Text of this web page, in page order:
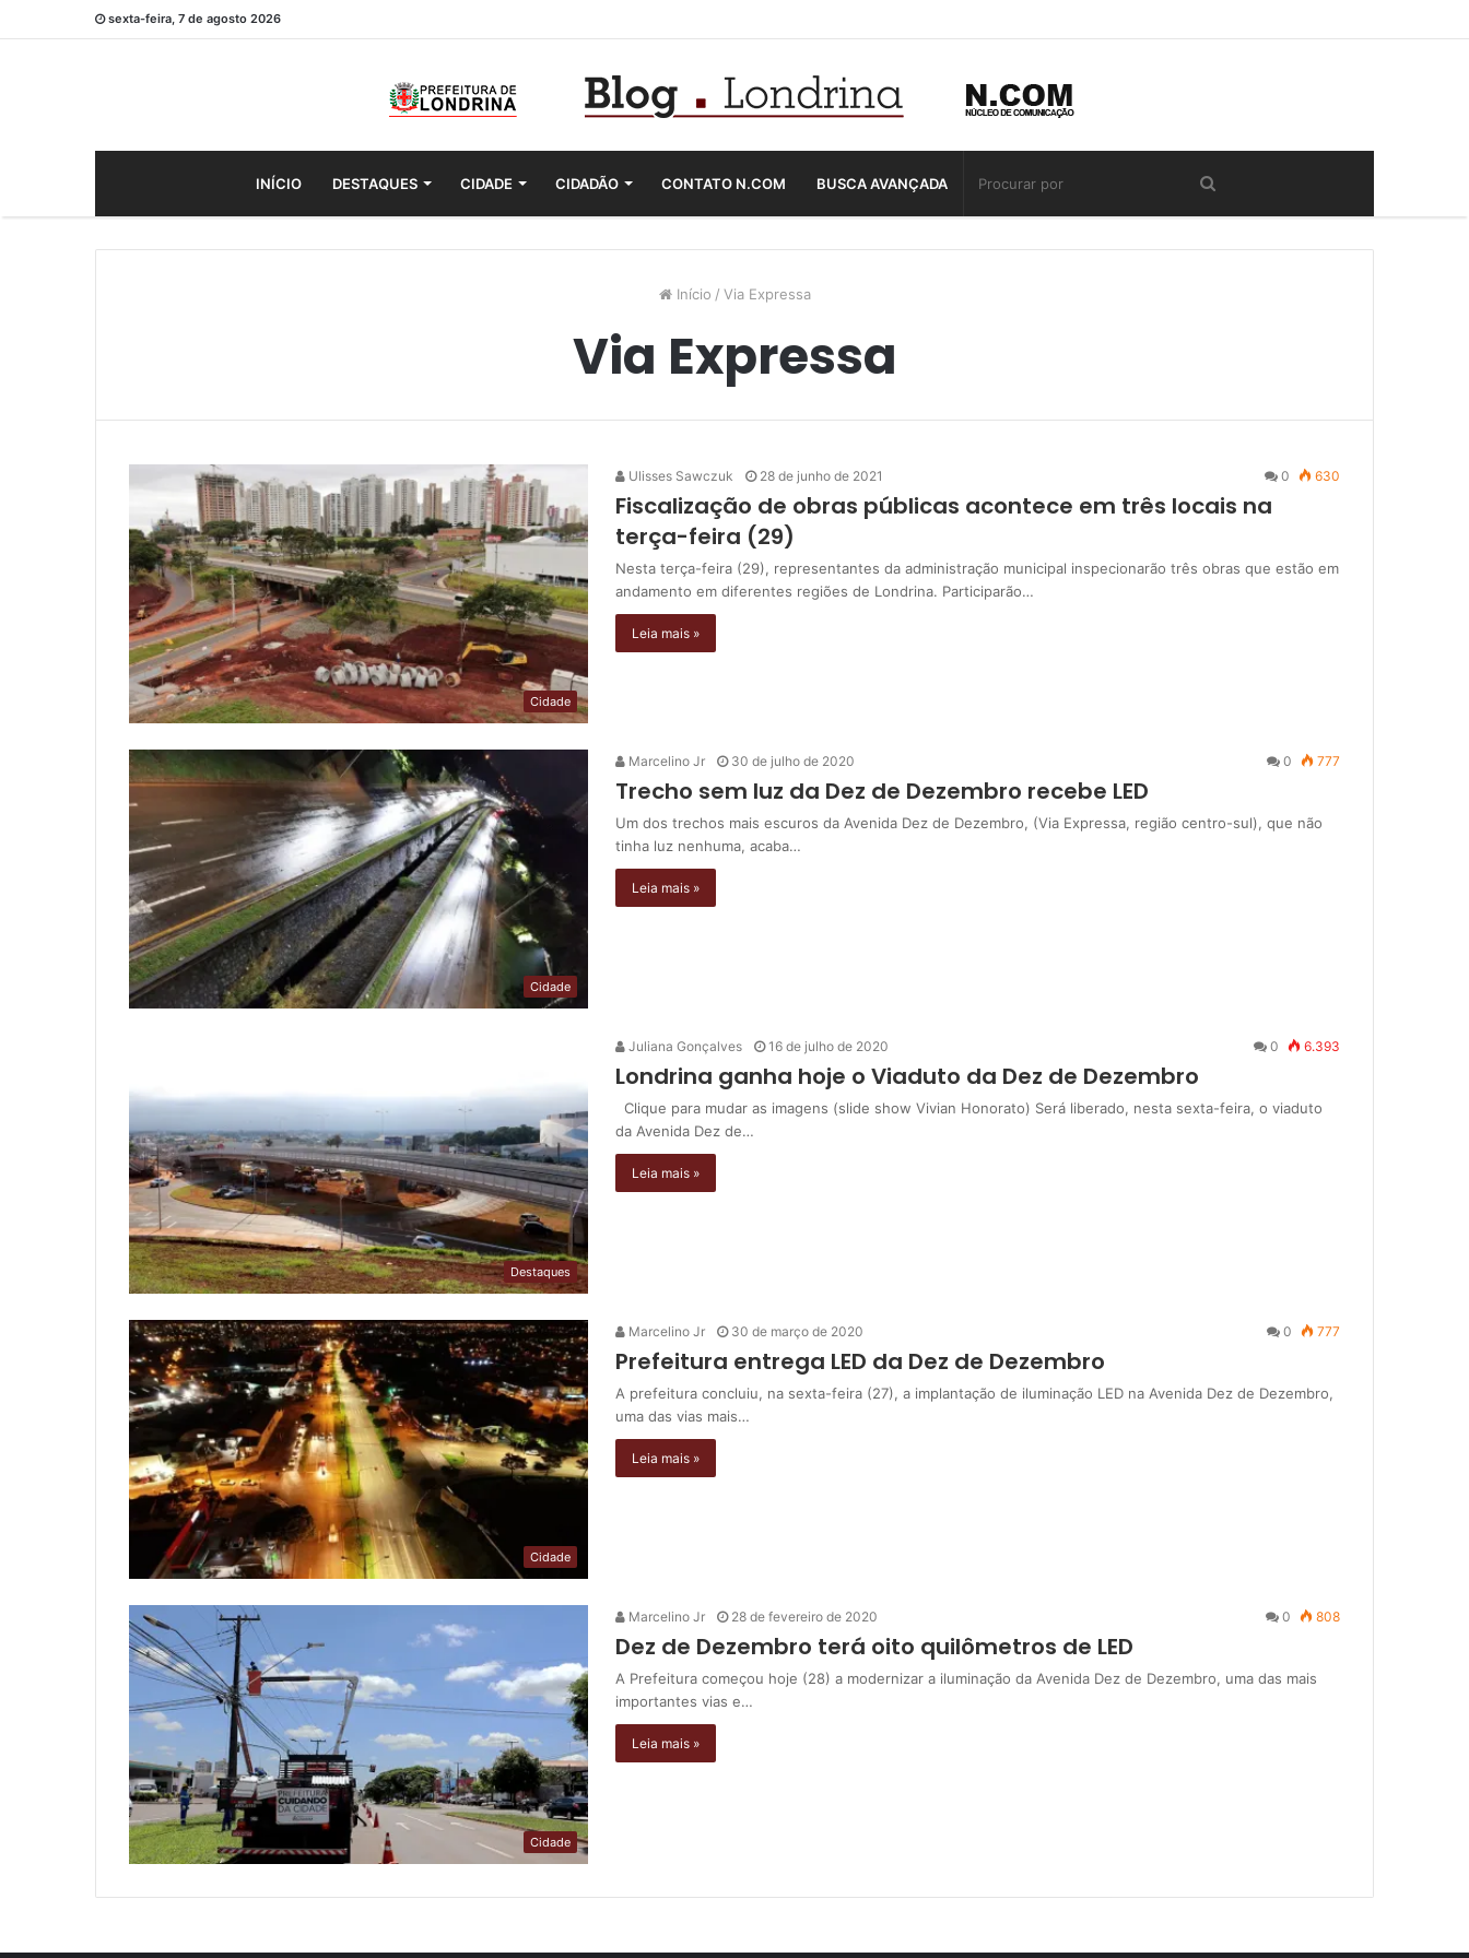
sexta-feira, 7 de agosto 2026
INÍCIO DESTAQUES CIDADE CIDADÃO CONTATO N.COM BUSCA AVANÇADA
Início / Via Expressa
Via Expressa
Cidade
Ulisses Sawczuk 28 de junho de 2021 0 630
Fiscalização de obras públicas acontece em três locais na
terça-feira (29)
Nesta terça-feira (29), representantes da administração municipal inspecionarão três obras que estão em
andamento em diferentes regiões de Londrina. Participarão…
Leia mais »
Cidade
Marcelino Jr 30 de julho de 2020 0 777
Trecho sem luz da Dez de Dezembro recebe LED
Um dos trechos mais escuros da Avenida Dez de Dezembro, (Via Expressa, região centro-sul), que não
tinha luz nenhuma, acaba…
Leia mais »
Destaques
Juliana Gonçalves 16 de julho de 2020 0 6.393
Londrina ganha hoje o Viaduto da Dez de Dezembro
Clique para mudar as imagens (slide show Vivian Honorato) Será liberado, nesta sexta-feira, o viaduto
da Avenida Dez de…
Leia mais »
Cidade
Marcelino Jr 30 de março de 2020 0 777
Prefeitura entrega LED da Dez de Dezembro
A prefeitura concluiu, na sexta-feira (27), a implantação de iluminação LED na Avenida Dez de Dezembro,
uma das vias mais…
Leia mais »
Cidade
Marcelino Jr 28 de fevereiro de 2020 0 808
Dez de Dezembro terá oito quilômetros de LED
A Prefeitura começou hoje (28) a modernizar a iluminação da Avenida Dez de Dezembro, uma das mais
importantes vias e…
Leia mais »